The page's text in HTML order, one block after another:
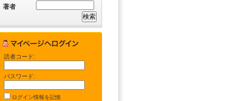
著者
読者コード:
パスワード:
ログイン情報を記憶